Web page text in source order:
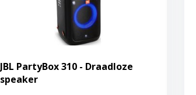
JBL PartyBox 310 - Draadloze
speaker